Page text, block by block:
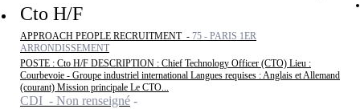
Cto H/F
APPROACH PEOPLE RECRUITMENT - 75 - PARIS 1ER
ARRONDISSEMENT
POSTE : Cto H/F DESCRIPTION : Chief Technology Officer (CTO) Lieu :
Courbevoie - Groupe industriel international Langues requises : Anglais et Allemand
(courant) Mission principale Le CTO...
CDI - Non renseigné